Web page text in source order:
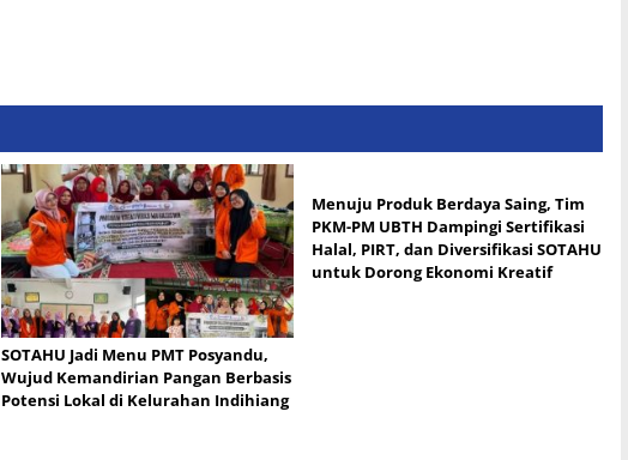
SOTAHU Jadi Menu PMT Posyandu,
Wujud Kemandirian Pangan Berbasis
Potensi Lokal di Kelurahan Indihiang
Menuju Produk Berdaya Saing, Tim
PKM-PM UBTH Dampingi Sertifikasi
Halal, PIRT, dan Diversifikasi SOTAHU
untuk Dorong Ekonomi Kreatif